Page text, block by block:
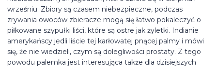
wrześniu. Zbiory są czasem niebezpieczne, podczas
zrywania owoców zbieracze mogą się łatwo pokaleczyć o
piłkowane szypułki liści, które są ostre jak żyletki. Indianie
amerykańscy jedli liście tej karłowatej pnącej palmy i mówi
się, że nie wiedzieli, czym są dolegliwości prostaty. Z tego
powodu palemka jest interesująca także dla dzisiejszych